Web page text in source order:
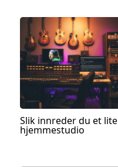
Slik innreder du et lite
hjemmestudio